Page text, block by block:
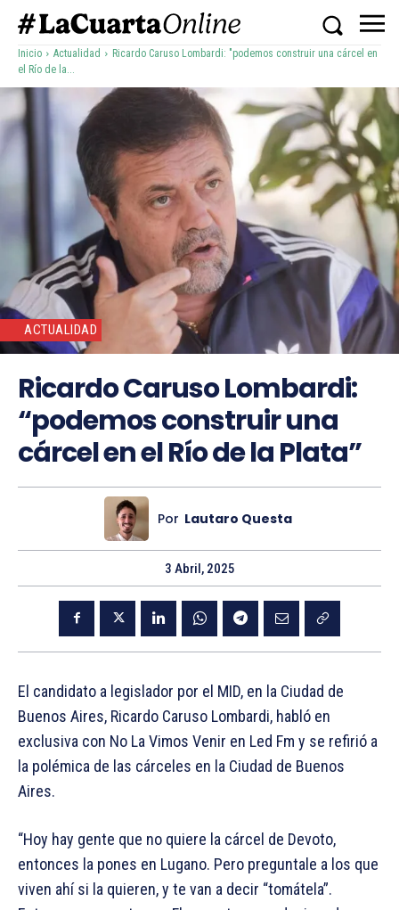
Inicio Actualidad
Ricardo Caruso Lombardi: "podemos construir una cárcel en
el Río de la...
ACTUALIDAD
Ricardo Caruso Lombardi:
“podemos construir una
cárcel en el Río de la Plata”
Por Lautaro Questa
3 Abril, 2025
El candidato a legislador por el MID, en la Ciudad de
Buenos Aires, Ricardo Caruso Lombardi, habló en
exclusiva con No La Vimos Venir en Led Fm y se refirió a
la polémica de las cárceles en la Ciudad de Buenos
Aires.
“Hoy hay gente que no quiere la cárcel de Devoto,
entonces la pones en Lugano. Pero preguntale a los que
viven ahí si la quieren, y te van a decir “tomátela”.